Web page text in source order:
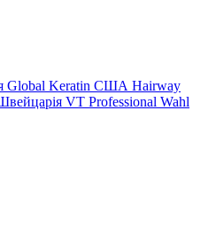
Global Keratin США Hairway
VT Professional Wahl